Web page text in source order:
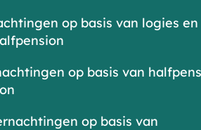
op basis van logies en
op basis van
op basis van